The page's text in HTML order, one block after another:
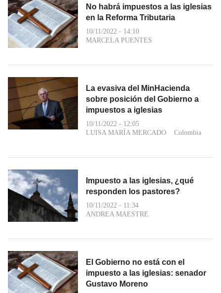
No habrá impuestos a las iglesias
en la Reforma Tributaria
10/11/2022 - 14:10
MARCELA PUENTES
La evasiva del MinHacienda
sobre posición del Gobierno a
impuestos a iglesias
10/11/2022 - 12:05
LUISA MARÍA MERCADO
Colombia
Impuesto a las iglesias, ¿qué
responden los pastores?
10/11/2022 - 11:34
ANDREA MAESTRE
El Gobierno no está con el
impuesto a las iglesias: senador
Gustavo Moreno